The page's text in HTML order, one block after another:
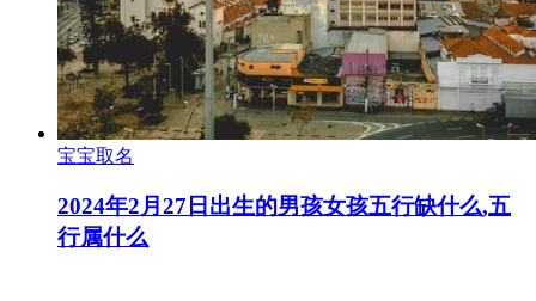
宝宝取名
2024年2月27日出生的男孩女孩五行缺什么,五
行属什么